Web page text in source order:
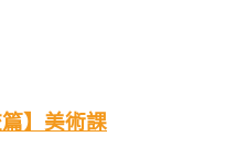
】美術課